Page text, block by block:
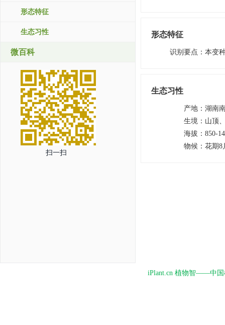
形态特征
生态习性
微百科
扫一扫
形态特征
识别要点 ： 本变
生态习性
产地 ： 湖南
生境 ： 山顶
海拔 ： 850-
物候 ： 花期8
iPlant.cn 植物智——中国